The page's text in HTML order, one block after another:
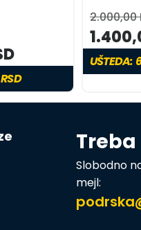
2.000,00
UŠTEDA:
Slobodno
mejl: